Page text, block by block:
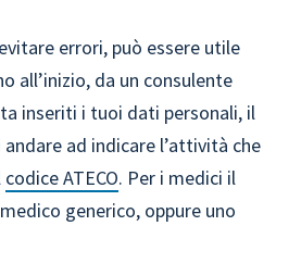
errori, può essere utile
all’inizio, da un consulente
inseriti i tuoi dati personali, il
ad indicare l’attività che
codice ATECO. Per i medici il
generico, oppure uno